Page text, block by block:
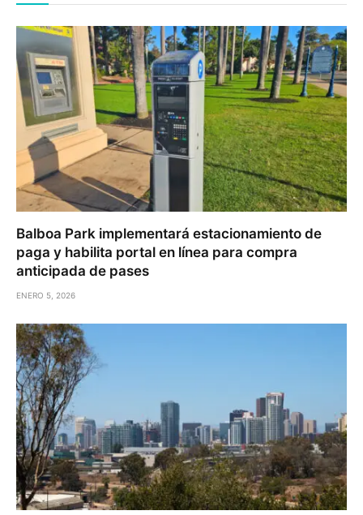
Balboa Park implementará estacionamiento de
paga y habilita portal en línea para compra
anticipada de pases
ENERO 5, 2026